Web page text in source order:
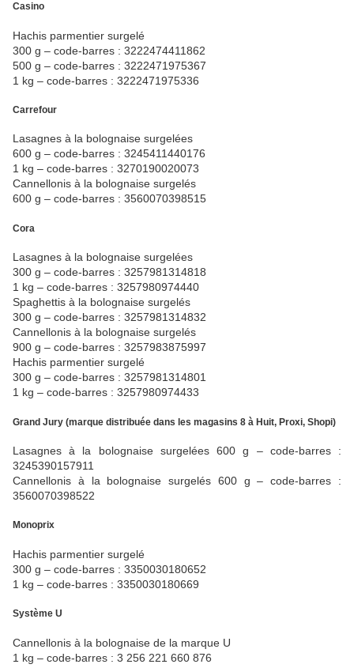
Casino
Hachis parmentier surgelé
300 g – code-barres : 3222474411862
500 g – code-barres : 3222471975367
1 kg – code-barres : 3222471975336
Carrefour
Lasagnes à la bolognaise surgelées
600 g – code-barres : 3245411440176
1 kg – code-barres : 3270190020073
Cannellonis à la bolognaise surgelés
600 g – code-barres : 3560070398515
Cora
Lasagnes à la bolognaise surgelées
300 g – code-barres : 3257981314818
1 kg – code-barres : 3257980974440
Spaghettis à la bolognaise surgelés
300 g – code-barres : 3257981314832
Cannellonis à la bolognaise surgelés
900 g – code-barres : 3257983875997
Hachis parmentier surgelé
300 g – code-barres : 3257981314801
1 kg – code-barres : 3257980974433
Grand Jury (marque distribuée dans les magasins 8 à Huit, Proxi, Shopi)
Lasagnes à la bolognaise surgelées 600 g – code-barres :
3245390157911
Cannellonis à la bolognaise surgelés 600 g – code-barres :
3560070398522
Monoprix
Hachis parmentier surgelé
300 g – code-barres : 3350030180652
1 kg – code-barres : 3350030180669
Système U
Cannellonis à la bolognaise de la marque U
1 kg – code-barres : 3 256 221 660 876